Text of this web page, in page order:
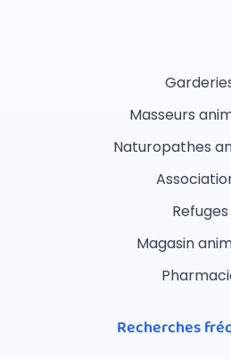
Masseurs
Naturopathes
Refuges
Magasin
Recherches